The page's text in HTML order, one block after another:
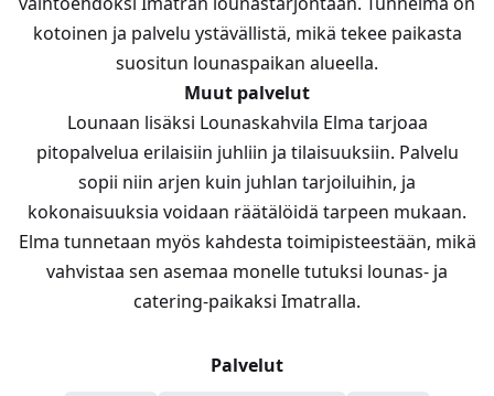
kotoinen ja palvelu ystävällistä, mikä tekee paikasta
suositun lounaspaikan alueella.
Muut palvelut
Lounaan lisäksi Lounaskahvila Elma tarjoaa
pitopalvelua erilaisiin juhliin ja tilaisuuksiin. Palvelu
sopii niin arjen kuin juhlan tarjoiluihin, ja
kokonaisuuksia voidaan räätälöidä tarpeen mukaan.
Elma tunnetaan myös kahdesta toimipisteestään, mikä
vahvistaa sen asemaa monelle tutuksi lounas- ja
catering-paikaksi Imatralla.
Palvelut